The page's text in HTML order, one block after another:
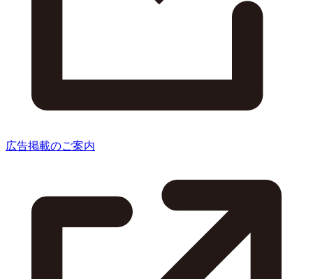
広告掲載のご案内